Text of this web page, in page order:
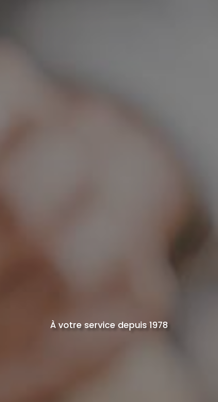
À votre service depuis 1978